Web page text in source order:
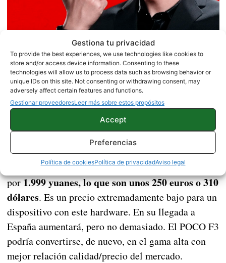
Gestiona tu privacidad
To provide the best experiences, we use technologies like cookies to
store and/or access device information. Consenting to these
technologies will allow us to process data such as browsing behavior or
unique IDs on this site. Not consenting or withdrawing consent, may
adversely affect certain features and functions.
Gestionar proveedoresLeer más sobre estos propósitos
Accept
Preferencias
Política de cookiesPolítica de privacidadAviso legal
Esto quiere decir que renueva casi todos los
apartados pero que sigue siendo muy similar en
potencia a los gama alta del año pasado. Esto nos
hace pensar que podría haber un POCO F3 y un
POCO F3 Pro
con el hardware del Redmi K40 Pro,
por ejemplo.
Respecto al precio del POCO F3 podemos esperar
grandes cosas. Xiaomi ha presentado el Redmi K40
por1.999 yuanes, lo que son unos 250 euros o 310
dólares. Es un precio extremadamente bajo para un
dispositivo con este hardware. En su llegada a
España aumentará, pero no demasiado. El POCO F3
podría convertirse, de nuevo, en el gama alta con
mejor relación calidad/precio del mercado.